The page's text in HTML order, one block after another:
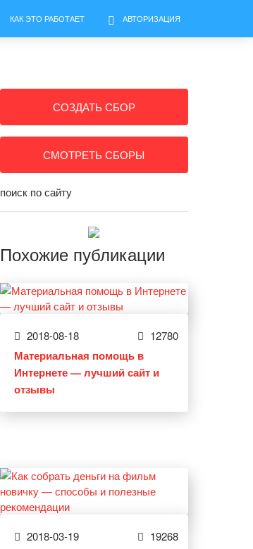
КАК ЭТО РАБОТАЕТ АВТОРИЗАЦИЯ
СОЗДАТЬ СБОР
СМОТРЕТЬ СБОРЫ
поиск по сайту
Похожие публикации
2018-08-18 12780
Материальная помощь в
Интернете — лучший сайт и
отзывы
2018-03-19 19268